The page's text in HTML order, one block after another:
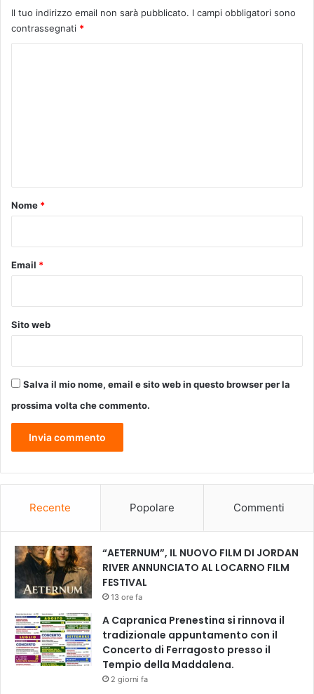
c
a
r
r
Il tuo indirizzo email non sarà pubblicato. I campi obbligatori sono
contrassegnati *
o
Nome *
Email *
Sito web
Salva il mio nome, email e sito web in questo browser per la
prossima volta che commento.
Recente Popolare Commenti
“AETERNUM”, IL NUOVO FILM DI JORDAN
RIVER ANNUNCIATO AL LOCARNO FILM
FESTIVAL
13 ore fa
A Capranica Prenestina si rinnova il
tradizionale appuntamento con il
Concerto di Ferragosto presso il
Tempio della Maddalena.
2 giorni fa